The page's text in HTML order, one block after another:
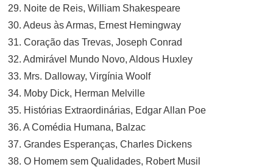
29. Noite de Reis, William Shakespeare
30. Adeus às Armas, Ernest Hemingway
31. Coração das Trevas, Joseph Conrad
32. Admirável Mundo Novo, Aldous Huxley
33. Mrs. Dalloway, Virgínia Woolf
34. Moby Dick, Herman Melville
35. Histórias Extraordinárias, Edgar Allan Poe
36. A Comédia Humana, Balzac
37. Grandes Esperanças, Charles Dickens
38. O Homem sem Qualidades, Robert Musil